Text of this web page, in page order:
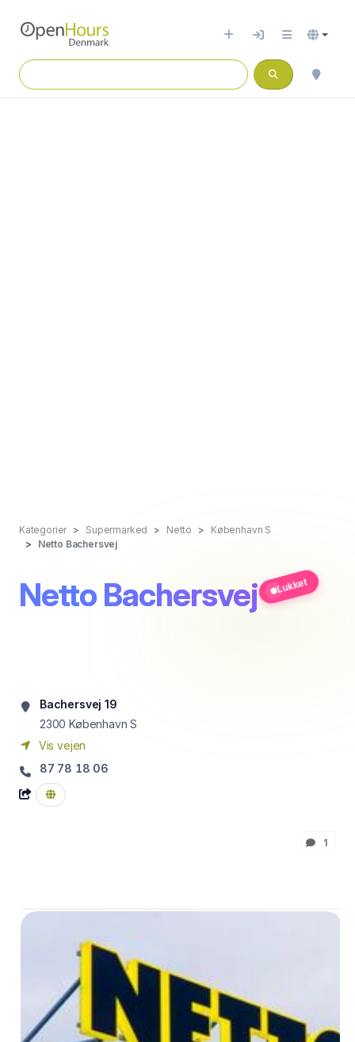
Kategorier Supermarked Netto
København S
Netto Bachersvej
Netto Bachersvej Lukket
Bachersvej 19
2300 København S
Vis vejen
87 78 18 06
1